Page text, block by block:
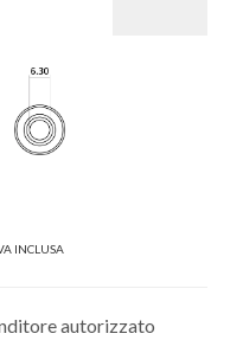
INCLUSA
autorizzato